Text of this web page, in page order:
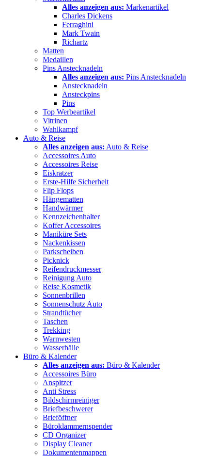
Alles anzeigen aus: Markenartikel
Charles Dickens
Ferraghini
Mark Twain
Richartz
Matten
Medaillen
Pins Anstecknadeln
Alles anzeigen aus: Pins Anstecknadeln
Anstecknadeln
Ansteckpins
Pins
Top Werbeartikel
Vitrinen
Wahlkampf
Auto & Reise
Alles anzeigen aus: Auto & Reise
Accessoires Auto
Accessoires Reise
Eiskratzer
Erste-Hilfe Sicherheit
Flip Flops
Hängematten
Handwärmer
Kennzeichenhalter
Koffer Accessoires
Maniküre Sets
Nackenkissen
Parkscheiben
Picknick
Reifendruckmesser
Reinigung Auto
Reise Kosmetik
Sonnenbrillen
Sonnenschutz Auto
Strandtücher
Taschen
Trekking
Warnwesten
Wasserbälle
Büro & Kalender
Alles anzeigen aus: Büro & Kalender
Accessoires Büro
Anspitzer
Anti Stress
Bildschirmreiniger
Briefbeschwerer
Brieföffner
Büroklammernspender
CD Organizer
Display Cleaner
Dokumentenmappen